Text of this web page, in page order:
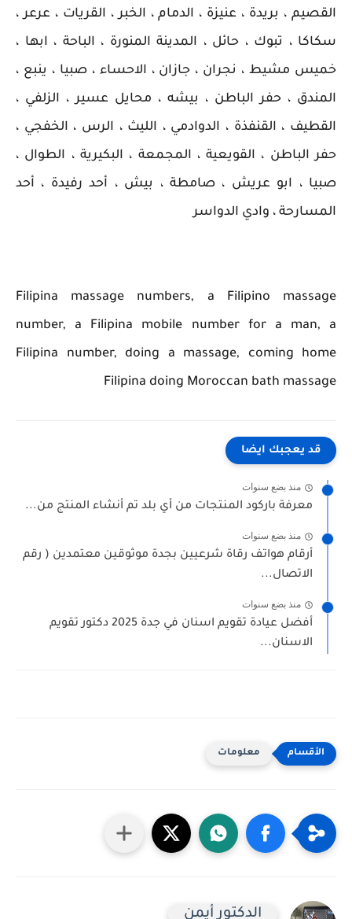
القصيم ، بريدة ، عنيزة ، الدمام ، الخبر ، القريات ، عرعر ،
سكاكا ، تبوك ، حائل ، المدينة المنورة ، الباحة ، ابها ،
خميس مشيط ، نجران ، جازان ، الاحساء ، صبيا ، ينبع ،
المندق ، حفر الباطن ، بيشه ، محايل عسير ، الزلفي ،
القطيف ، القنفذة ، الدوادمي ، الليث ، الرس ، الخفجي ،
حفر الباطن ، القويعية ، المجمعة ، البكيرية ، الطوال ،
صبيا ، ابو عريش ، صامطة ، بيش ، أحد رفيدة ، أحد
المسارحة ، وادي الدواسر
Filipina massage numbers, a Filipino massage
number, a Filipina mobile number for a man, a
Filipina number, doing a massage, coming home
Filipina doing Moroccan bath massage
قد يعجبك ايضا
منذ بضع سنوات
معرفة باركود المنتجات من أي بلد تم أنشاء المنتج من...
منذ بضع سنوات
أرقام هواتف رقاة شرعيين بجدة موثوقين معتمدين ( رقم
الاتصال...
منذ بضع سنوات
أفضل عيادة تقويم اسنان في جدة 2025 دكتور تقويم
الاسنان...
معلومات
الدكتور أيمن